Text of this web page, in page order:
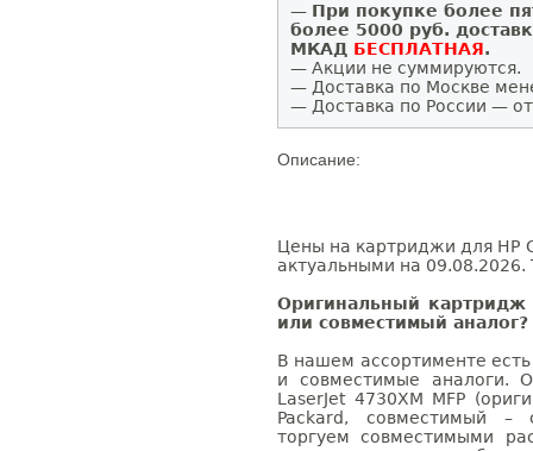
— При покупке более
более 5000 руб.
МКАД БЕСПЛАТНАЯ.
— Акции не суммируются.
— Доставка по Москве
— Доставка по России —
Описание:
Цены на картриджи для HP
актуальными на 09.08.2026.
Оригинальный картридж
или совместимый аналог?
В нашем ассортименте
и совместимые аналоги.
LaserJet 4730XM MFP
Packard, совместимый –
торгуем совместимыми